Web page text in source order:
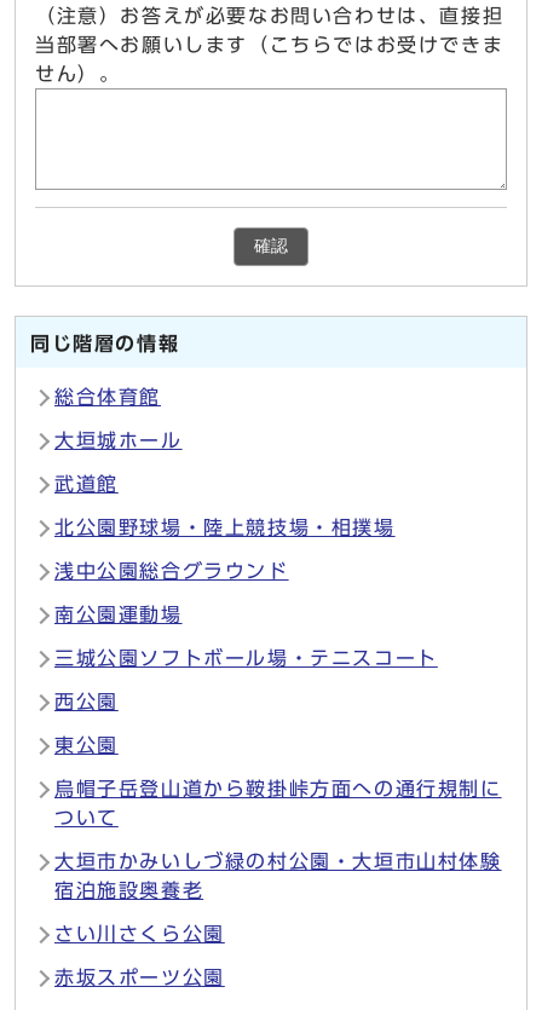
（注意）お答えが必要なお問い合わせは、直接担
当部署へお願いします（こちらではお受けできま
せん）。
確認
同じ階層の情報
総合体育館
大垣城ホール
武道館
北公園野球場・陸上競技場・相撲場
浅中公園総合グラウンド
南公園運動場
三城公園ソフトボール場・テニスコート
西公園
東公園
烏帽子岳登山道から鞍掛峠方面への通行規制に
ついて
大垣市かみいしづ緑の村公園・大垣市山村体験
宿泊施設奥養老
さい川さくら公園
赤坂スポーツ公園